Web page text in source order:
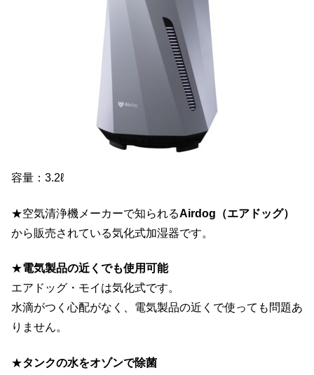
容量：3.2ℓ
★空気清浄機メーカーで知られるAirdog（エアドッグ）
から販売されている気化式加湿器です。
★電気製品の近くでも使用可能
エアドッグ・モイは気化式です。
水滴がつく心配がなく、電気製品の近くで使っても問題あ
りません。
★タンクの水をオゾンで除菌